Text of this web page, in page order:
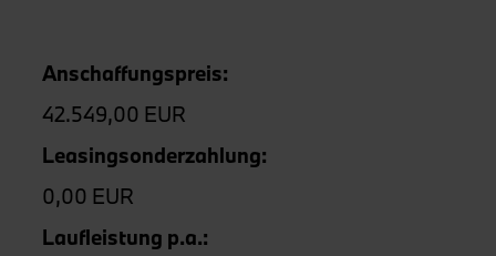
Anschaffungspreis:
42.549,00 EUR
Leasingsonderzahlung:
0,00 EUR
Laufleistung p.a.: